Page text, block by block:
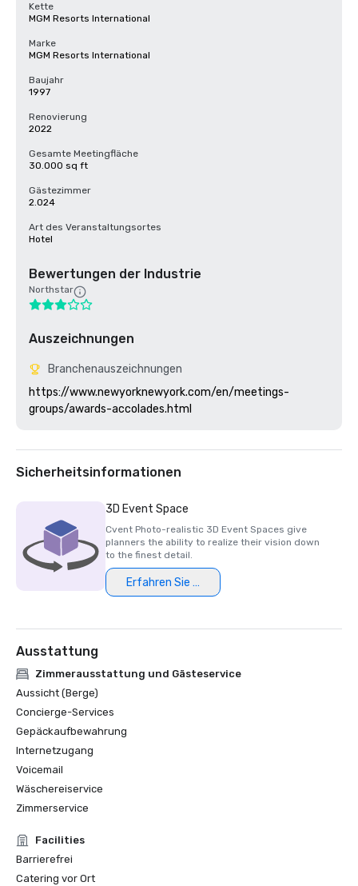
Kette
MGM Resorts International
Marke
MGM Resorts International
Baujahr
1997
Renovierung
2022
Gesamte Meetingfläche
30.000 sq ft
Gästezimmer
2.024
Art des Veranstaltungsortes
Hotel
Bewertungen der Industrie
Northstar
Auszeichnungen
Branchenauszeichnungen
https://www.newyorknewyork.com/en/meetings-
Sicherheitsinformationen
3D Event Space
Cvent Photo-realistic 3D Event Spaces give
planners the ability to realize their vision down
to the finest detail.
Erfahren Sie mehr
Ausstattung
Zimmerausstattung und Gästeservice
Aussicht (Berge)
Concierge-Services
Gepäckaufbewahrung
Internetzugang
Voicemail
Wäschereiservice
Zimmerservice
Facilities
Barrierefrei
Catering vor Ort